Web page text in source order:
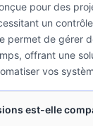
pour des
un
permet de gérer
offrant une
vos
est-elle